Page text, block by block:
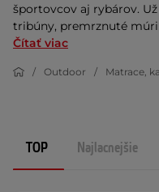
športovcov aj rybárov.
tribúny, premrznuté
Čítať viac
Outdoor Matrace,
TOP Najlacnejšie